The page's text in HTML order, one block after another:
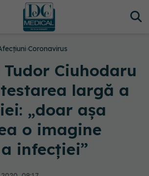
›Coronavirus
Ciuhodaru
largă a
„doar așa
o imagine
infecției”